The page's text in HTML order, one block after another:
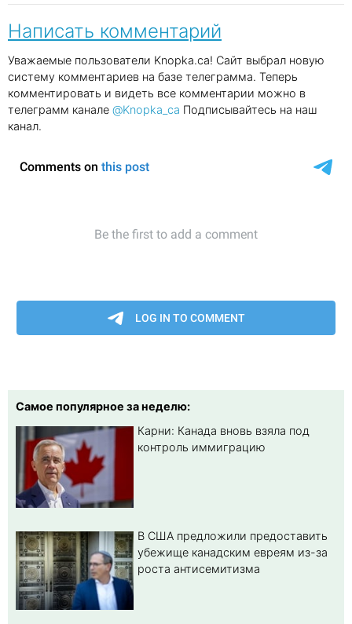
Написать комментарий
Уважаемые пользователи Knopka.ca! Сайт выбрал новую
систему комментариев на базе телеграмма. Теперь
комментировать и видеть все комментарии можно в
телеграмм канале @Knopka_ca Подписывайтесь на наш
канал.
Самое популярное за неделю:
Карни: Канада вновь взяла под
контроль иммиграцию
В США предложили предоставить
убежище канадским евреям из-за
роста антисемитизма